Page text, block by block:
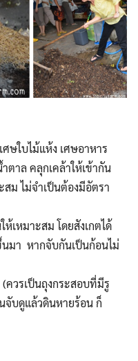
ษใบไม้แห้ง เศษอาหาร
ตาล คลุกเคล้าให้เข้ากัน
ม ไม่จำเป็นต้องมีอัตรา
เหมาะสม โดยสังเกตได้
นมา หากจับกันเป็นก้อนไม่
วรเป็นถุงกระสอบที่มีรู
จับดูแล้วดินหายร้อน ก็